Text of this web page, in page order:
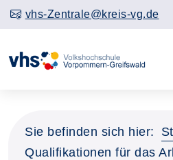
vhs-Zentrale@kreis-vg.de
Sie befinden sich hier:
Qualifikationen für das